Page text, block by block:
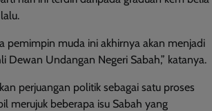
pemimpin muda ini akhirnya akan menjadi
Dewan Undangan Negeri Sabah,” katanya.
perjuangan politik sebagai satu proses
merujuk beberapa isu Sabah yang